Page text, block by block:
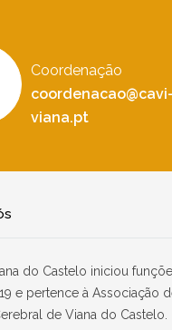
Coordenação
coordenacao@cavi-
viana.pt
do Castelo iniciou
e pertence à Associação
de Viana do Castelo.